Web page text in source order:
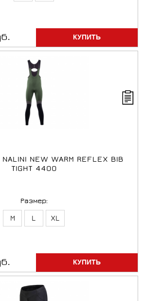
NEW WARM REFLEX BIB
TIGHT 4400
Размер:
M L XL